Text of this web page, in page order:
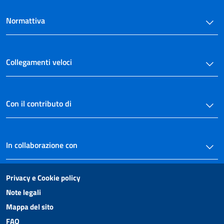
Normattiva
Collegamenti veloci
Con il contributo di
In collaborazione con
Privacy e Cookie policy
Note legali
Mappa del sito
FAQ